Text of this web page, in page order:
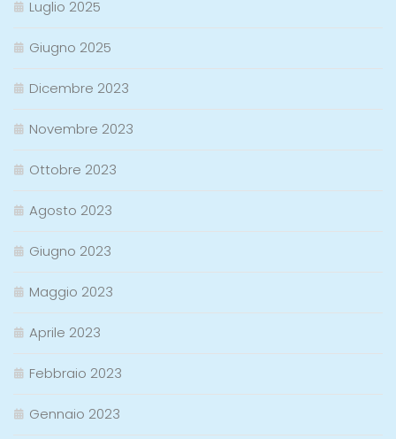
Luglio 2025
Giugno 2025
Dicembre 2023
Novembre 2023
Ottobre 2023
Agosto 2023
Giugno 2023
Maggio 2023
Aprile 2023
Febbraio 2023
Gennaio 2023